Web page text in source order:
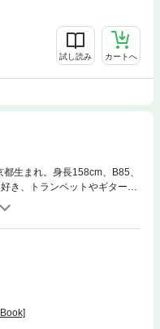
試し読み カートへ
生まれ。身長158cm、B85、
き、トランペットやギター、
つ包容力絶大アイドルとして
み [シノヤマネットSBOOK]
安めぐみ [シノヤマネットSB
注意ください。※この作品は